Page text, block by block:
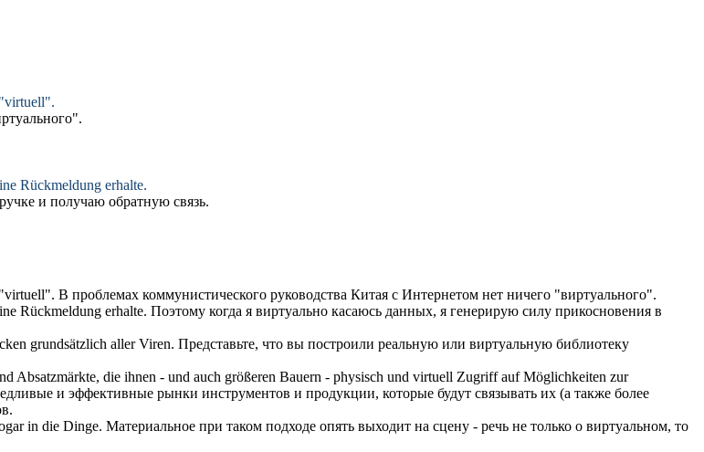
virtuell".
".
Rückmeldung erhalte.
и получаю обратную связь.
virtuell". В проблемах коммунистического руководства Китая с Интернетом нет ничего "виртуального".
Rückmeldung erhalte. Поэтому когда я виртуально касаюсь данных, я генерирую силу прикосновения в
grundsätzlich aller Viren. Представьте, что вы построили реальную или виртуальную библиотеку
Absatzmärkte, die ihnen - und auch größeren Bauern - physisch und virtuell Zugriff auf Möglichkeiten zur
и эффективные рынки инструментов и продукции, которые будут связывать их (а также более
in die Dinge. Материальное при таком подходе опять выходит на сцену - речь не только о виртуальном, то